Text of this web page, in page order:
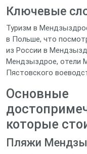
Ключевые
Туризм в
в Польше, что
из России в
Мендзыздрое, отели
Пястовского
Основные
которые
Пляжи